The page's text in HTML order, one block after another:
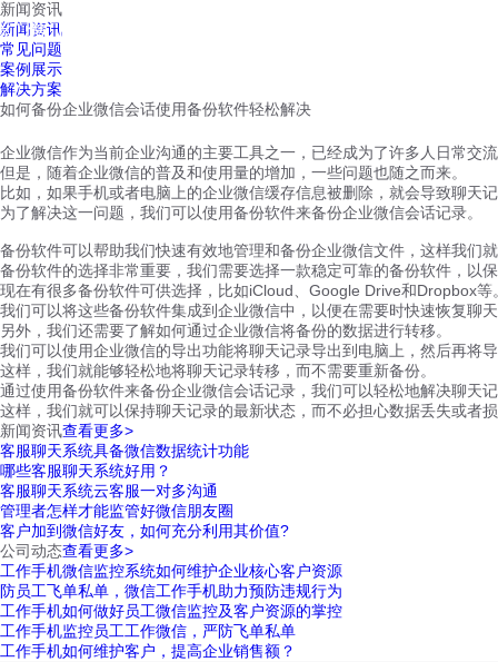
红鹰工作手机
新闻资讯
新闻资讯
常见问题
案例展示
解决方案
如何备份企业微信会话使用备份软件轻松解决
企业微信作为当前企业沟通的主要工具之一，已经成为了许多人日常交
但是，随着企业微信的普及和使用量的增加，一些问题也随之而来。
比如，如果手机或者电脑上的企业微信缓存信息被删除，就会导致聊天
为了解决这一问题，我们可以使用备份软件来备份企业微信会话记录。
备份软件可以帮助我们快速有效地管理和备份企业微信文件，这样我们
备份软件的选择非常重要，我们需要选择一款稳定可靠的备份软件，以
现在有很多备份软件可供选择，比如iCloud、Google Drive和Dropbox等
我们可以将这些备份软件集成到企业微信中，以便在需要时快速恢复聊
另外，我们还需要了解如何通过企业微信将备份的数据进行转移。
我们可以使用企业微信的导出功能将聊天记录导出到电脑上，然后再将
这样，我们就能够轻松地将聊天记录转移，而不需要重新备份。
通过使用备份软件来备份企业微信会话记录，我们可以轻松地解决聊天
这样，我们就可以保持聊天记录的最新状态，而不必担心数据丢失或者
新闻资讯查看更多>
客服聊天系统具备微信数据统计功能
哪些客服聊天系统好用？
客服聊天系统云客服一对多沟通
管理者怎样才能监管好微信朋友圈
客户加到微信好友，如何充分利用其价值?
公司动态查看更多>
工作手机微信监控系统如何维护企业核心客户资源
防员工飞单私单，微信工作手机助力预防违规行为
工作手机如何做好员工微信监控及客户资源的掌控
工作手机监控员工工作微信，严防飞单私单
工作手机如何维护客户，提高企业销售额？